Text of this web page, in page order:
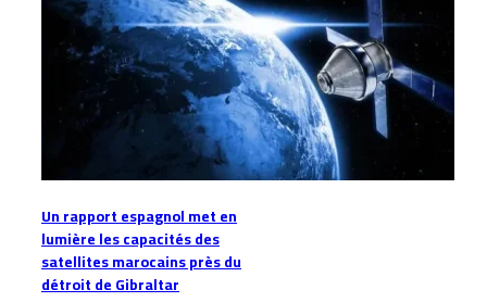
Un rapport espagnol met en
lumière les capacités des
satellites marocains près du
détroit de Gibraltar